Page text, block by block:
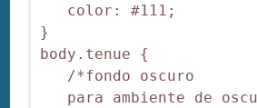
color: #111;
}
body.tenue {
/*fondo oscuro
para ambiente de